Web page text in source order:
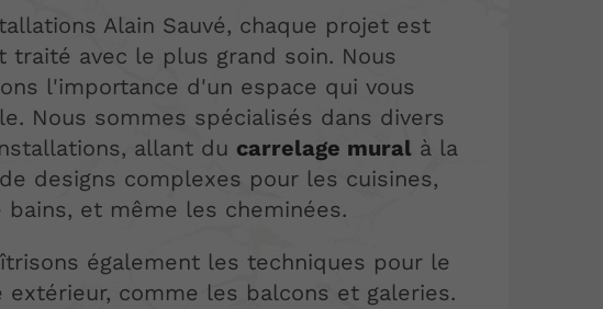
Alain Sauvé, chaque projet est
traité avec le plus grand soin. Nous
l'importance d'un espace qui vous
Nous sommes spécialisés dans divers
allant du carrelage mural à la
designs complexes pour les cuisines,
bains, et même les cheminées.
également les techniques pour le
extérieur, comme les balcons et galeries.